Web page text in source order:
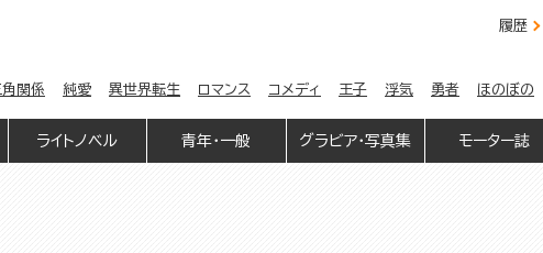
履歴
角関係 純愛 異世界転生 ロマンス コメディ 王子 浮気 勇者 ほのぼの
ライトノベル 青年・一般 グラビア・写真集 モーター誌